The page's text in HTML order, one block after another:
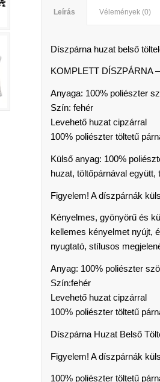
Leírás Vélemények (0)
Díszpárna huzat belső
KOMPLETT DÍSZPÁRNA
Anyaga: 100% poliészter
Szín: fehér
Levehető huzat cipzárral
100% poliészter töltetű
Külső anyag: 100%
huzat, töltőpárnával
Figyelem! A díszpárnák
Kényelmes, gyönyörű és
kellemes kényelmet nyújt,
nyugtató, stílusos
Anyag: 100% poliészter
Szín:fehér
Levehető huzat cipzárral
100% poliészter töltetű
Díszpárna Huzat Belső
Figyelem! A díszpárnák
100% poliészter töltetű